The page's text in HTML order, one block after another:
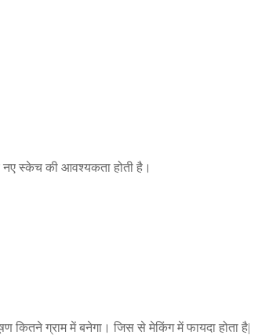
नए स्केच की आवश्यकता होती है।
ग्राम में बनेगा। जिस से मेकिंग में फायदा होता है|